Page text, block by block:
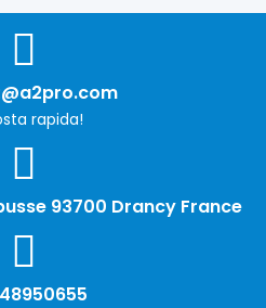
rapida!
93700 Drancy France